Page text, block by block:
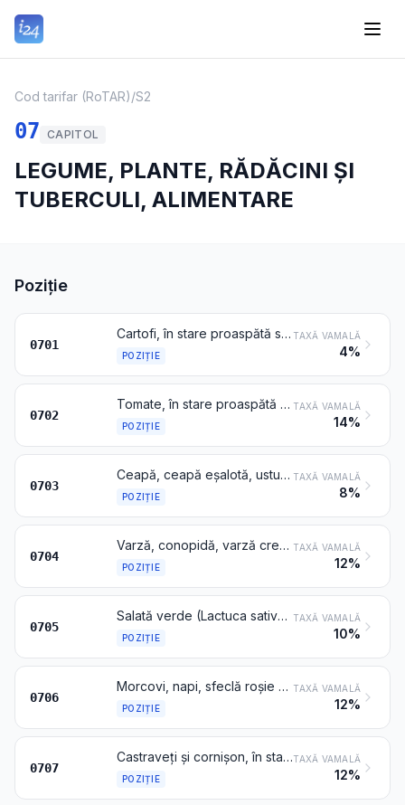
Cod tarifar (RoTAR)/S2
07 CAPITOL
LEGUME, PLANTE, RĂDĂCINI ȘI
TUBERCULI, ALIMENTARE
Poziție
0701
Cartofi, în stare proaspătă sau refrigerată
POZIȚIE
TAXĂ VAMALĂ
4%
0702
Tomate, în stare proaspătă sau refrigerată
POZIȚIE
TAXĂ VAMALĂ
14%
0703
Ceapă, ceapă eșalotă, usturoi, praz și alte legume aliacee, în stare proaspătă sau refrigerată
POZIȚIE
TAXĂ VAMALĂ
8%
0704
Varză, conopidă, varză creață, gulii și produse comestibile similare din genul Brassica, în stare proaspătă sau refrigerată
POZIȚIE
TAXĂ VAMALĂ
12%
0705
Salată verde (Lactuca sativa) și cicoare (Cichorium spp.), în stare proaspătă sau refrigerată
POZIȚIE
TAXĂ VAMALĂ
10%
0706
Morcovi, napi, sfeclă roșie pentru salată, barba-caprei, țelină de rădăcină, ridichi și rădăcinoase comestibile similare, în stare proaspătă sau refrigerată
POZIȚIE
TAXĂ VAMALĂ
12%
0707
Castraveți și cornișon, în stare proaspătă sau refrigerată
POZIȚIE
TAXĂ VAMALĂ
12%